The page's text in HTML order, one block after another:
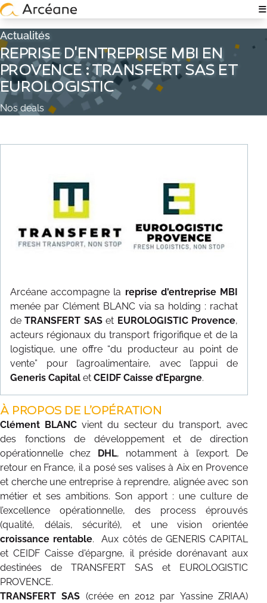
≡
ABOUT
WHO ARE WE?
RECRUTEMENT
TÉMOIGNAGES
Actualités
REPRISE D'ENTREPRISE MBI EN
PROVENCE : TRANSFERT SAS ET
EUROLOGISTIC
Nos deals
Arcéane accompagne la reprise d'entreprise MBI
menée par Clément BLANC via sa holding : rachat
deTRANSFERT SASet EUROLOGISTIC Provence,
acteurs régionaux du transport frigorifique et de la
logistique, une offre “du producteur au point de
vente” pour l’agroalimentaire, avec l’appui de
Generis Capital et CEIDF Caisse d’Epargne.
À PROPOS DE L’OPÉRATION
Clément BLANC vient du secteur du transport, avec
des fonctions de développement et de direction
opérationnelle chez
DHL, notamment à l’export. De
retour en France, il a posé ses valises à Aix en Provence
et cherche une entreprise à reprendre, alignée avec son
métier et ses ambitions. Son apport : une culture de
l’excellence opérationnelle, des process éprouvés
(qualité, délais, sécurité), et une vision orientée
croissance rentable. Aux côtés de GENERIS CAPITAL
et CEIDF Caisse d'épargne, il préside dorénavant aux
destinées de TRANSFERT SAS et EUROLOGISTIC
PROVENCE.
TRANSFERT SAS (créée en 2012 par Yassine ZRIAA)